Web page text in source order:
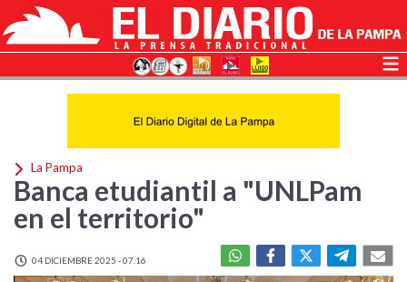
La Pampa
Banca etudiantil a "UNLPam
en el territorio"
04 DICIEMBRE 2025 - 07:16